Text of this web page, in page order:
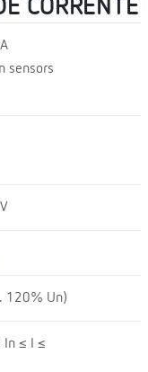
CORRENTE
sensors
120% Un)
In ≤ I ≤